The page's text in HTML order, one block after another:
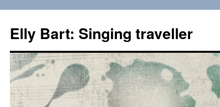
content
Elly Bart: Singing traveller